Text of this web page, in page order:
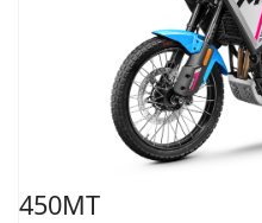
450MT